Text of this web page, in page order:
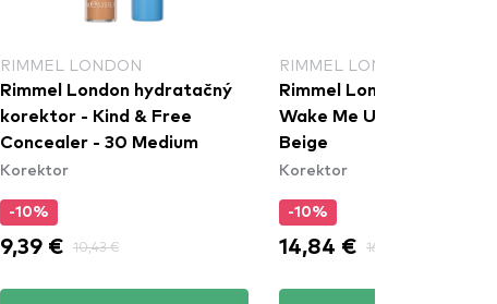
RIMMEL LONDON
Rimmel London hydratačný
korektor - Kind & Free
Concealer - 30 Medium
Korektor
-10%
9,39 € 10,43 €
RIMMEL LONDON
Rimmel London
Wake Me Up - 055
Beige
Korektor
-10%
14,84 € 16,49 €